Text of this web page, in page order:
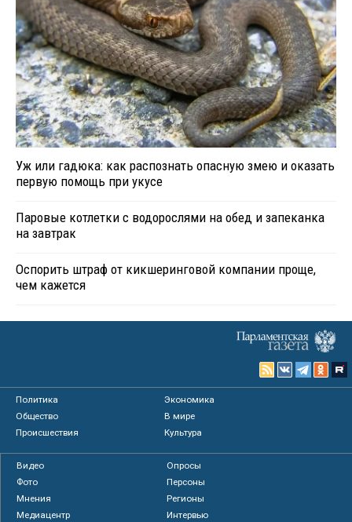
Уж или гадюка: как распознать опасную змею и оказать
первую помощь при укусе
Паровые котлетки с водорослями на обед и запеканка
на завтрак
Оспорить штраф от кикшеринговой компании проще,
чем кажется
Политика
Экономика
Общество
В мире
Происшествия
Культура
Видео
Опросы
Фото
Персоны
Мнения
Регионы
Медиацентр
Интервью